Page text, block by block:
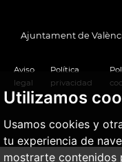
Utilizamos
Usamos cookies y
tu experiencia de
mostrarte contenidos
Ajuntament de
Aviso
legal
Política
privacidad